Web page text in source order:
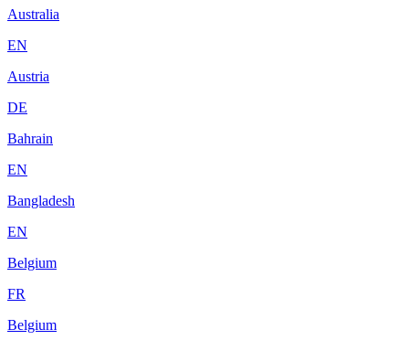
Australia
EN
Austria
DE
Bahrain
EN
Bangladesh
EN
Belgium
FR
Belgium